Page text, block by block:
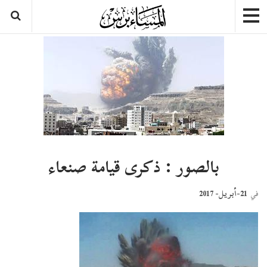
بالصور : ذكرى قيامة صنعاء
في 21-أبريل- 2017